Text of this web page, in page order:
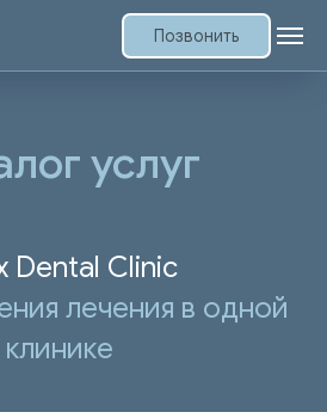
Позвонить
услуг
Dental Clinic
лечения в одной
клинике